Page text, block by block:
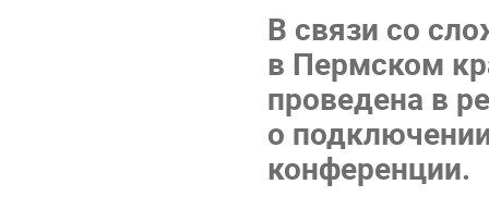
В связи со
в Пермском
проведена в
о
конференции.